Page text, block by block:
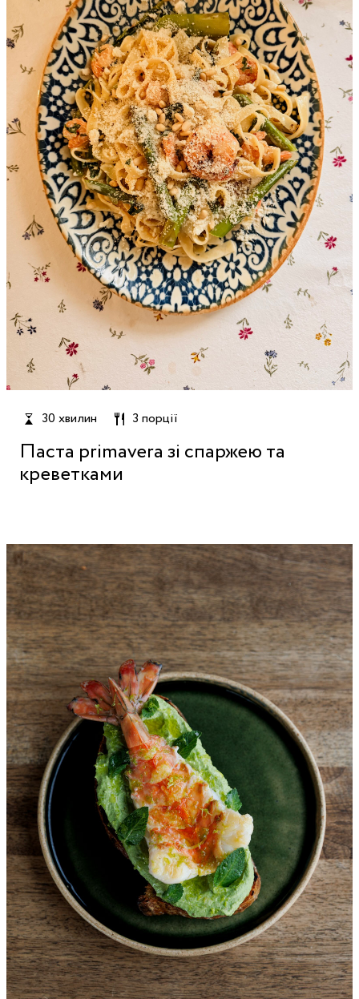
30 хвилин 3 порції
Паста primavera зі спаржею та
креветками